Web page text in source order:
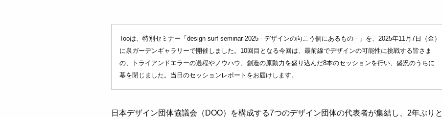
Tooは、特別セミナー「design surf seminar 2025 - デザインの向こう側にあるもの - 」を、2025年11月7日（金）
に泉ガーデンギャラリーで開催しました。10回目となる今回は、最前線でデザインの可能性に挑戦する皆さま
の、トライアンドエラーの過程やノウハウ、創造の原動力を盛り込んだ8本のセッションを行い、盛況のうちに
幕を閉じました。当日のセッションレポートをお届けします。
日本デザイン団体協議会（DOO）を構成する7つのデザイン団体の代表者が集結し、2年ぶりと